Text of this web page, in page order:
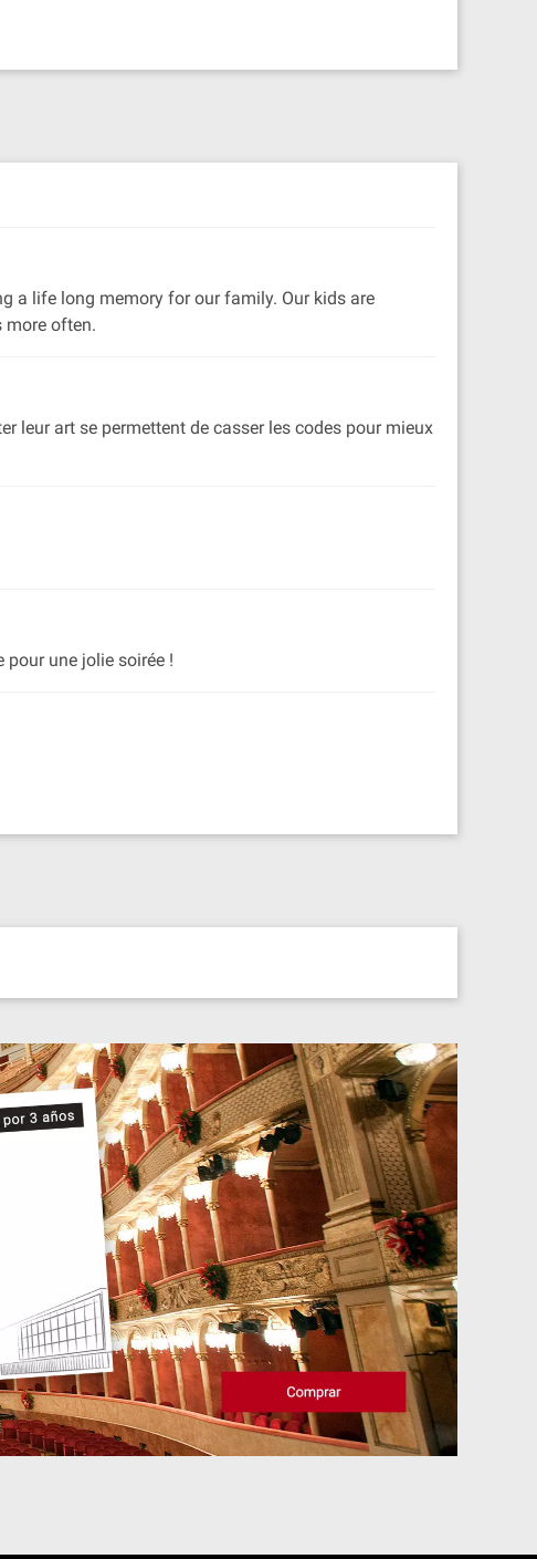
a life long memory for our family. Our kids are
more often.
leur art se permettent de casser les codes pour mieux
pour une jolie soirée !